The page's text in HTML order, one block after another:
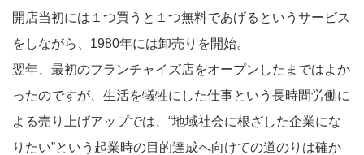
開店当初には１つ買うと１つ無料であげるというサービス
をしながら、1980年には卸売りを開始。
翌年、最初のフランチャイズ店をオープンしたまではよか
ったのですが、生活を犠牲にした仕事という長時間労働に
よる売り上げアップでは、“地域社会に根ざした企業にな
りたい”という起業時の目的達成へ向けての道のりは確か